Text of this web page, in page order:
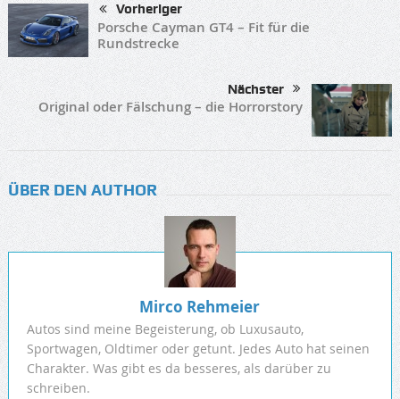
Vorheriger
Porsche Cayman GT4 – Fit für die
Rundstrecke
Nächster
Original oder Fälschung – die Horrorstory
ÜBER DEN AUTHOR
Mirco Rehmeier
Autos sind meine Begeisterung, ob Luxusauto,
Sportwagen, Oldtimer oder getunt. Jedes Auto hat seinen
Charakter. Was gibt es da besseres, als darüber zu
schreiben.